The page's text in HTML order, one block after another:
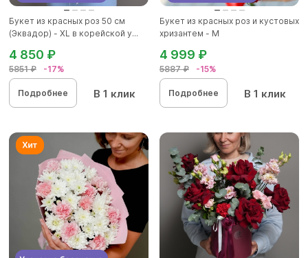
Букет из красных роз 50 см
(Эквадор) - XL в корейской у...
5851 ₽ -17%
4 850 ₽
Подробнее В 1 клик
Букет из красных роз и кустовых
хризантем - М
5887 ₽ -15%
4 999 ₽
Подробнее В 1 клик